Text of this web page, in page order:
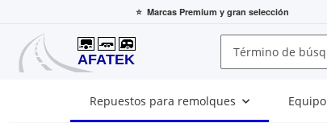
⭐ Marcas Premium y gran selección
Repuestos para remolques Equipo